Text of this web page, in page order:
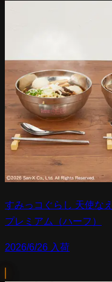
すみっコぐらし 天使な
プレミアム（ハーフ）
2026/6/26 入荷